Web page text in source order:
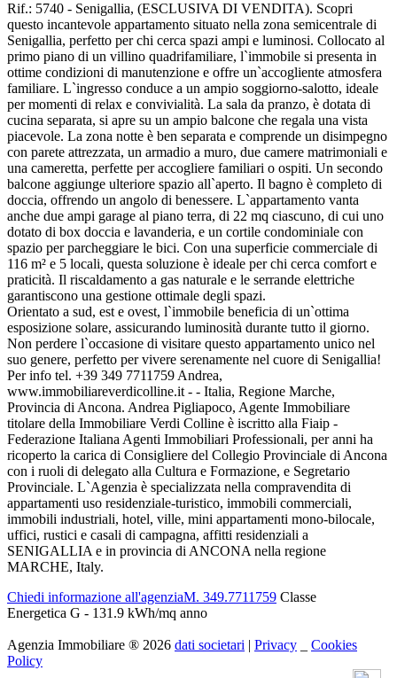
Rif.: 5740 - Senigallia, (ESCLUSIVA DI VENDITA). Scopri
questo incantevole appartamento situato nella zona semicentrale di
Senigallia, perfetto per chi cerca spazi ampi e luminosi. Collocato al
primo piano di un villino quadrifamiliare, l`immobile si presenta in
ottime condizioni di manutenzione e offre un`accogliente atmosfera
familiare. L`ingresso conduce a un ampio soggiorno-salotto, ideale
per momenti di relax e convivialità. La sala da pranzo, è dotata di
cucina separata, si apre su un ampio balcone che regala una vista
piacevole. La zona notte è ben separata e comprende un disimpegno
con parete attrezzata, un armadio a muro, due camere matrimoniali e
una cameretta, perfette per accogliere familiari o ospiti. Un secondo
balcone aggiunge ulteriore spazio all`aperto. Il bagno è completo di
doccia, offrendo un angolo di benessere. L`appartamento vanta
anche due ampi garage al piano terra, di 22 mq ciascuno, di cui uno
dotato di box doccia e lavanderia, e un cortile condominiale con
spazio per parcheggiare le bici. Con una superficie commerciale di
116 m² e 5 locali, questa soluzione è ideale per chi cerca comfort e
praticità. Il riscaldamento a gas naturale e le serrande elettriche
garantiscono una gestione ottimale degli spazi.
Orientato a sud, est e ovest, l`immobile beneficia di un`ottima
esposizione solare, assicurando luminosità durante tutto il giorno.
Non perdere l`occasione di visitare questo appartamento unico nel
suo genere, perfetto per vivere serenamente nel cuore di Senigallia!
Per info tel. +39 349 7711759 Andrea,
www.immobiliareverdicolline.it - - Italia, Regione Marche,
Provincia di Ancona. Andrea Pigliapoco, Agente Immobiliare
titolare della Immobiliare Verdi Colline è iscritto alla Fiaip -
Federazione Italiana Agenti Immobiliari Professionali, per anni ha
ricoperto la carica di Consigliere del Collegio Provinciale di Ancona
con i ruoli di delegato alla Cultura e Formazione, e Segretario
Provinciale. L`Agenzia è specializzata nella compravendita di
appartamenti uso residenziale-turistico, immobili commerciali,
immobili industriali, hotel, ville, mini appartamenti mono-bilocale,
uffici, rustici e casali di campagna, affitti residenziali a
SENIGALLIA e in provincia di ANCONA nella regione
MARCHE, Italy.
Chiedi informazione all'agenziaM. 349.7711759 Classe
Energetica G - 131.9 kWh/mq anno
Agenzia Immobiliare ® 2026 dati societari Privacy
Cookies
Policy